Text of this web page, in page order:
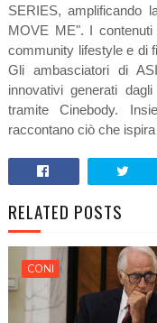
SERIES, amplificando
MOVE ME". I
community lifestyle e di
Gli ambasciatori di
innovativi generati
tramite Cinebody.
raccontano ciò che
RELATED POSTS
CONI